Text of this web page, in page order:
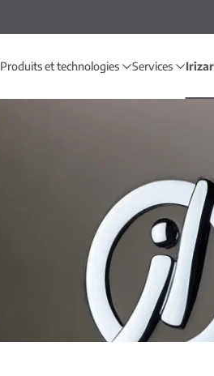
Produits et technologies Services Irizar